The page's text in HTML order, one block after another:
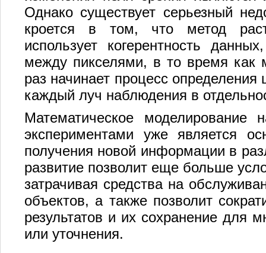
Однако существует серьезный
кроется в том, что метод
использует когерентность
между пикселями, в то время как
раз начинает процесс определения
каждый луч наблюдения в
Математическое
экспериментами уже является
получения новой информации в
развитие позволит еще больше
затрачивая средства на
объектов, а также позволит
результатов и их сохранение для
или уточнения.